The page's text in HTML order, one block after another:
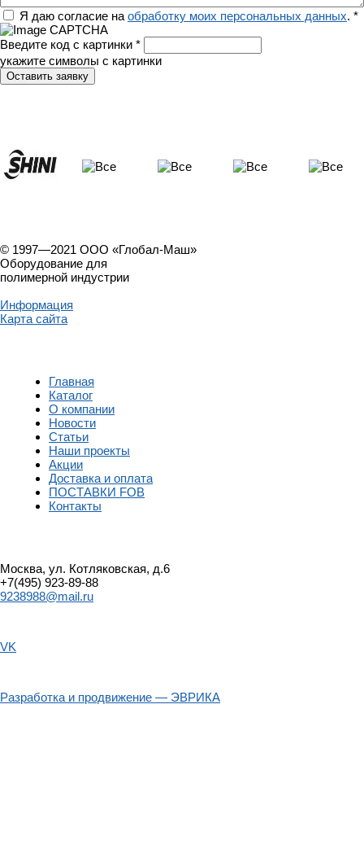
РегионЯ даю согласие на обработку моих персональных данных. *
Введите код с картинки *
укажите символы с картинки
© 1997—2021 ООО «Глобал-Маш»
Оборудование для
полимерной индустрии
Информация
Карта сайта
Главная
Каталог
О компании
Новости
Статьи
Наши проекты
Акции
Доставка и оплата
ПОСТАВКИ FOB
Контакты
Москва, ул. Котляковская, д.6
+7(495) 923-89-88
9238988@mail.ru
VK
Разработка и продвижение — ЭВРИКА